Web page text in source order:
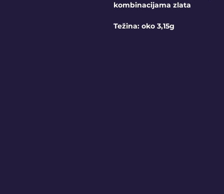
kombinacijama zlata
Težina: oko 3,15g